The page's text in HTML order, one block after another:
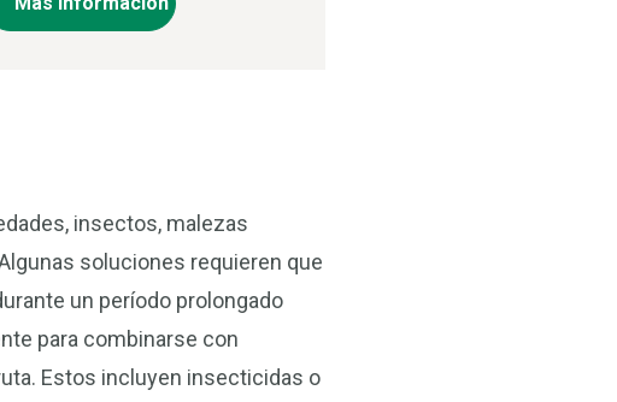
insectos, malezas
soluciones requieren que
un período prolongado
para combinarse con
Estos incluyen insecticidas o